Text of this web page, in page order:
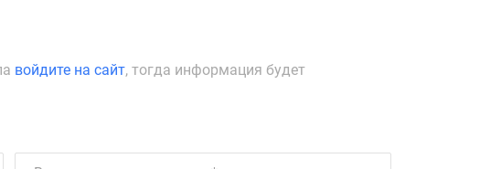
войдите на сайт, тогда информация будет